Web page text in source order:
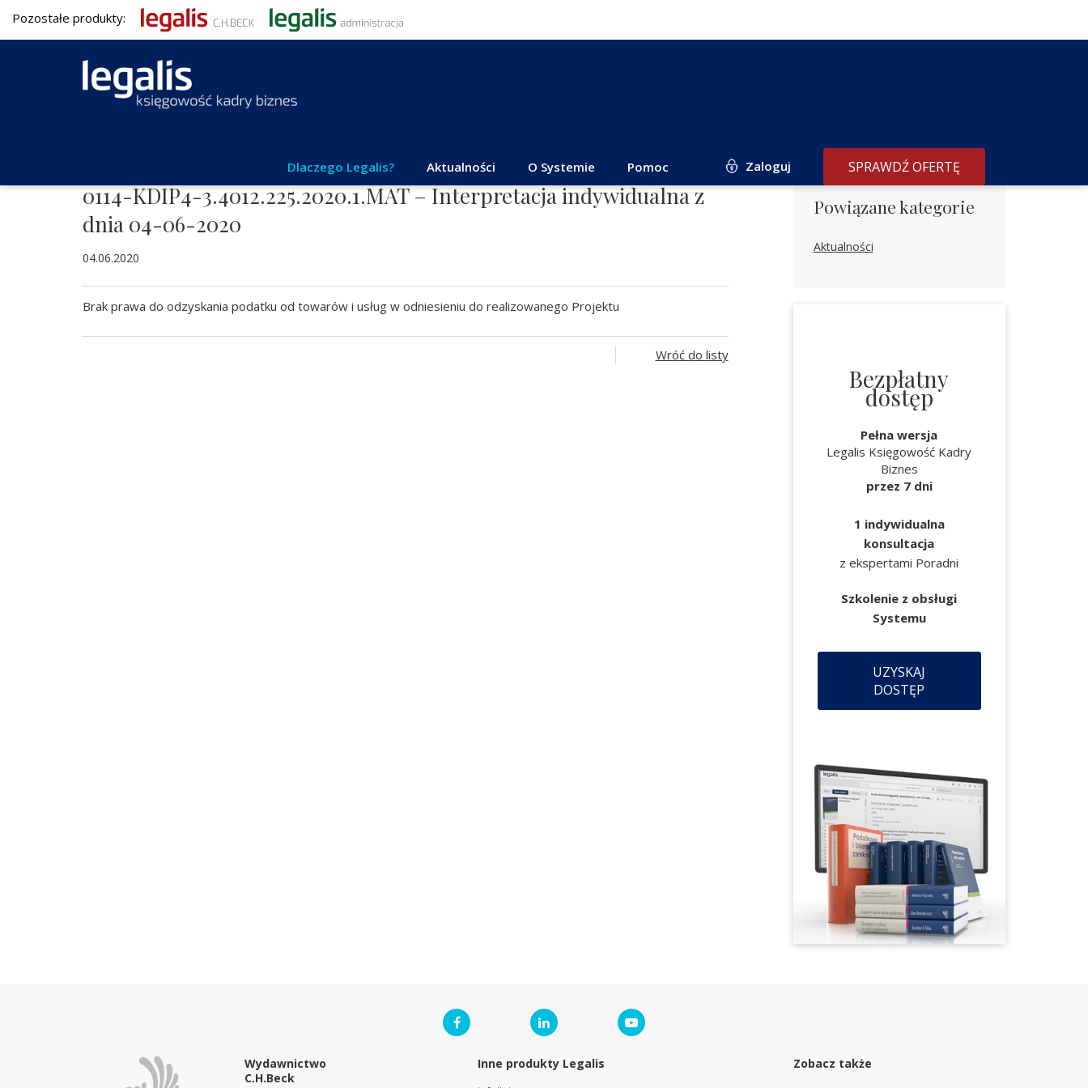
Pozostałe produkty:
Dlaczego Legalis? Aktualności O Systemie Pomoc Zaloguj SPRAWDŹ OFERTĘ
0114-KDIP4-3.4012.225.2020.1.MAT – Interpretacja indywidualna z
dnia 04-06-2020
04.06.2020
Brak prawa do odzyskania podatku od towarów i usług w odniesieniu do realizowanego Projektu
Wróć do listy
Powiązane kategorie
Aktualności
Bezpłatny
dostęp
Pełna wersja
Legalis Księgowość Kadry
Biznes
przez 7 dni
1 indywidualna
konsultacja
z ekspertami Poradni
Szkolenie z obsługi
Systemu
UZYSKAJ
DOSTĘP
Wydawnictwo
C.H.Beck
Inne produkty Legalis
Zobacz także